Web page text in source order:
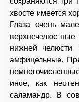
хвосте имеется
Глаза очень
нижней челюсти
амфицельные.
иное, как
саламандр. В